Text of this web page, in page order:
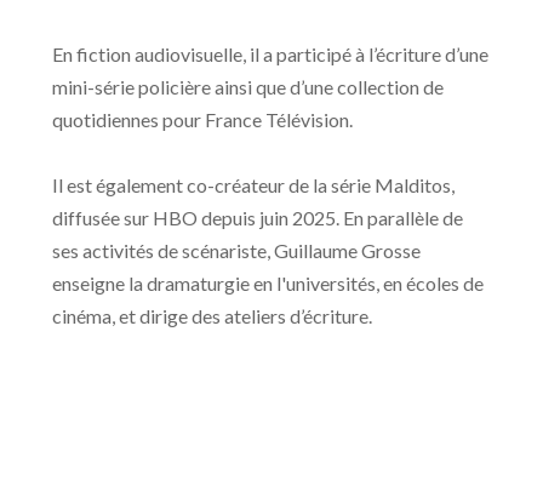
En fiction audiovisuelle, il a participé à l’écriture d’une
mini-série policière ainsi que d’une collection de
quotidiennes pour France Télévision.
Il est également co-créateur de la série Malditos,
diffusée sur HBO depuis juin 2025. En parallèle de
ses activités de scénariste, Guillaume Grosse
enseigne la dramaturgie en l'universités, en écoles de
cinéma, et dirige des ateliers d’écriture.